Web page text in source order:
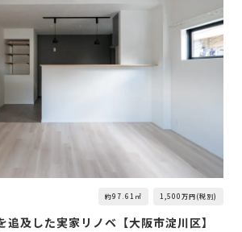
約97.61㎡ 1,500万円(税別)
追及した実家リノベ【大阪市淀川区】